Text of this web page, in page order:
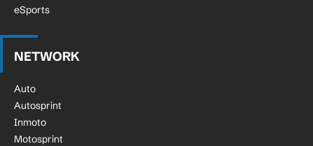
eSports
NETWORK
Auto
Autosprint
Inmoto
Motosprint